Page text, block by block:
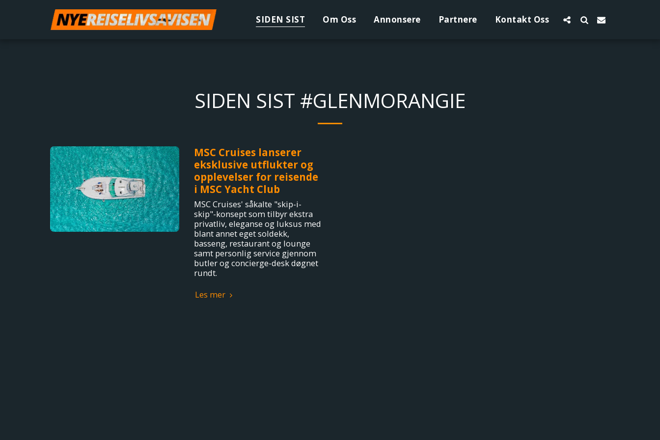
SIDEN SIST Om Oss Annonsere Partnere Kontakt Oss
SIDEN SIST #GLENMORANGIE
MSC Cruises lanserer
eksklusive utflukter og
opplevelser for reisende
i MSC Yacht Club
MSC Cruises' såkalte "skip-i-
skip"-konsept som tilbyr ekstra
privatliv, eleganse og luksus med
blant annet eget soldekk,
basseng, restaurant og lounge
samt personlig service gjennom
butler og concierge-desk døgnet
rundt.
Les mer